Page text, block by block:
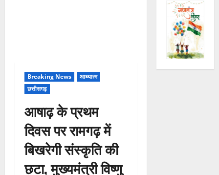
Breaking News
आध्यात्म
छत्तीसगढ़
आषाढ़ के प्रथम
दिवस पर रामगढ़ में
बिखरेगी संस्कृति की
छटा, मुख्यमंत्री विष्णु